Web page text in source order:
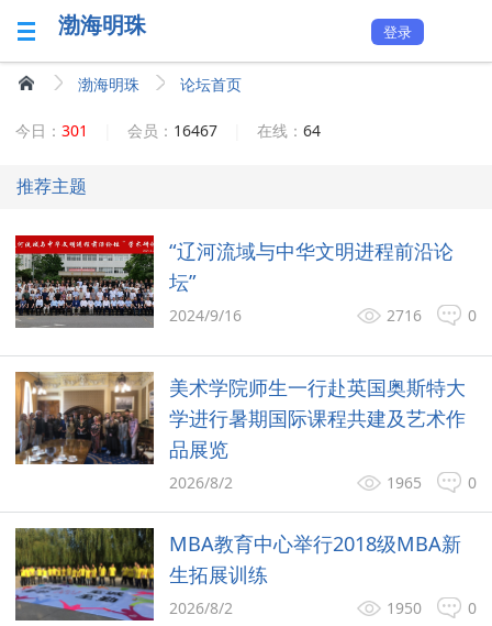
渤海明珠 登录
渤海明珠 论坛首页
今日： 301 会员： 16467 在线： 64
推荐主题
“辽河流域与中华文明进程前沿论
坛”
0
2716
2024/9/16
美术学院师生一行赴英国奥斯特大
学进行暑期国际课程共建及艺术作
品展览
0
1965
2026/8/2
MBA教育中心举行2018级MBA新
生拓展训练
0
1950
2026/8/2